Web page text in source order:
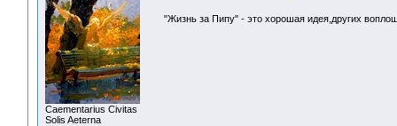
Сaementarius Civitas
Solis Aeterna
"Жизнь за Пипу" - это хорошая идея,других